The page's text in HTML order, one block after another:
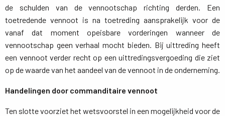
de schulden van de vennootschap richting derden. Een
toetredende vennoot is na toetreding aansprakelijk voor de
vanaf dat moment opeisbare vorderingen wanneer de
vennootschap geen verhaal mocht bieden. Bij uittreding heeft
een vennoot verder recht op een uittredingsvergoeding die ziet
op de waarde van het aandeel van de vennoot in de onderneming.
Handelingen door commanditaire vennoot
Ten slotte voorziet het wetsvoorstel in een mogelijkheid voor de